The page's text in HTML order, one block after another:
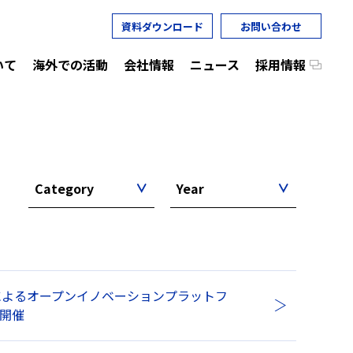
資料ダウンロード お問い合わせ
海外での活動 会社情報 ニュース 採用情報
Category Year
るオープンイノベーションプラットフ
催